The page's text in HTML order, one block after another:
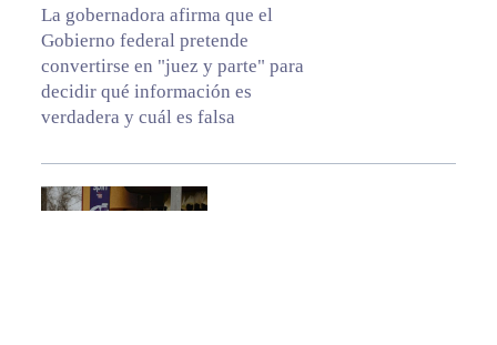
La gobernadora afirma que el
Gobierno federal pretende
convertirse en "juez y parte" para
decidir qué información es
verdadera y cuál es falsa